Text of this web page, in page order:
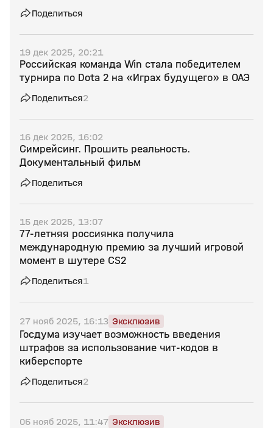
Поделиться
19 дек 2025, 20:21
Российская команда Win стала победителем
турнира по Dota 2 на «Играх будущего» в ОАЭ
Поделиться2
16 дек 2025, 16:02
Симрейсинг. Прошить реальность.
Документальный фильм
Поделиться
15 дек 2025, 13:07
77‑летняя россиянка получила
международную премию за лучший игровой
момент в шутере CS2
Поделиться1
27 нояб 2025, 16:13 Эксклюзив
Госдума изучает возможность введения
штрафов за использование чит‑кодов в
киберспорте
Поделиться2
06 нояб 2025, 11:47 Эксклюзив